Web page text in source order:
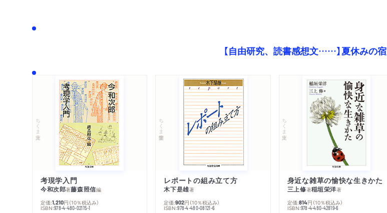
【自由研究、読書感想文……】夏休みの
ちくま文庫
考現学入門
今和次郎著藤森照信編
定価:1,210円 （10％税込み）
ISBN:978-4-480-02115-1
ちくま学芸文庫
レポートの組み立て方
木下是雄著
定価:902円 （10％税込み）
ISBN:978-4-480-08121-6
ちくま文庫
身近な雑草の愉快な生きかた
三上修著稲垣栄洋著
定価:814円 （10％税込み）
ISBN:978-4-480-42819-6